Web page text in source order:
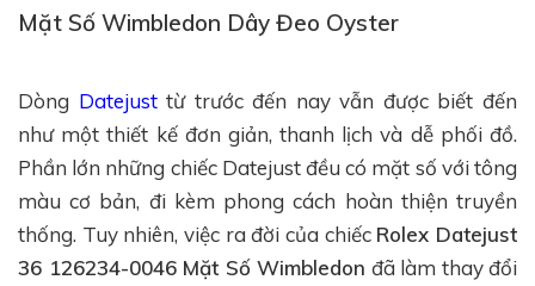
Mặt Số Wimbledon Dây Đeo Oyster
Dòng Datejusttừ trước đến nay vẫn được biết đến
như một thiết kế đơn giản, thanh lịch và dễ phối đồ.
Phần lớn những chiếc Datejust đều có mặt số với tông
màu cơ bản, đi kèm phong cách hoàn thiện truyền
thống. Tuy nhiên, việc ra đời của chiếc Rolex Datejust
36 126234-0046 Mặt Số Wimbledon đã làm thay đổi